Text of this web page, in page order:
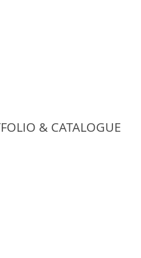
& CATALOGUE